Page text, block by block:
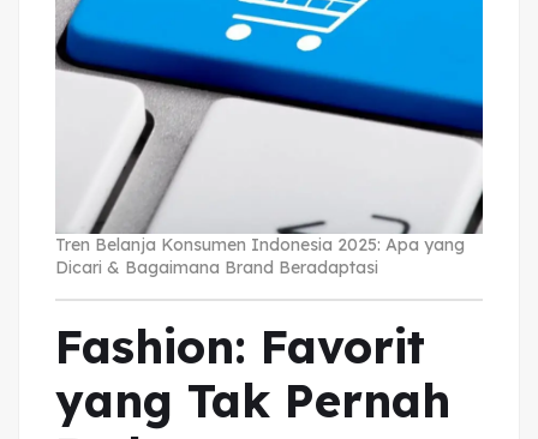
Tren Belanja Konsumen Indonesia 2025: Apa yang
Dicari & Bagaimana Brand Beradaptasi
Fashion: Favorit
yang Tak Pernah